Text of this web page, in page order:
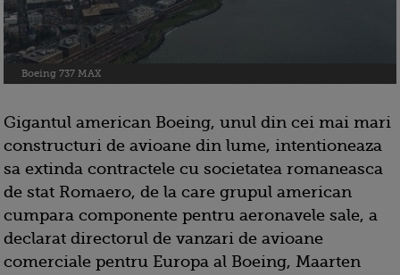
Boeing 737 MAX
Gigantul american Boeing, unul din cei mai mari
constructuri de avioane din lume, intentioneaza
sa extinda contractele cu societatea romaneasca
de stat Romaero, de la care grupul american
cumpara componente pentru aeronavele sale, a
declarat directorul de vanzari de avioane
comerciale pentru Europa al Boeing, Maarten